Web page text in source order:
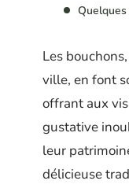
Les
ville, en font
offrant aux
gustative
leur
délicieuse